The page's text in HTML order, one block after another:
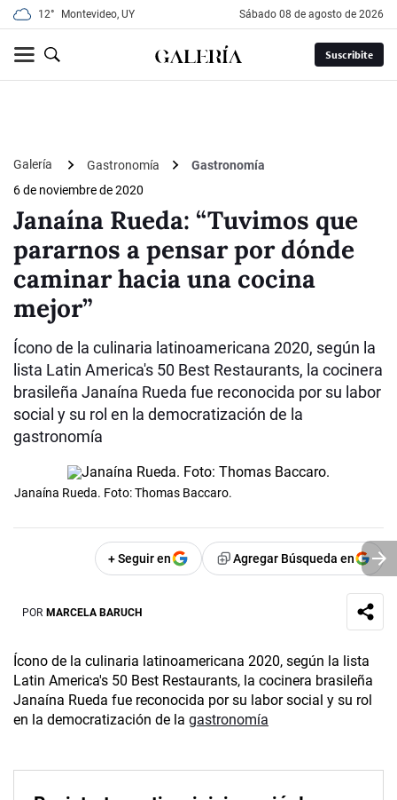
12° Montevideo, UY sábado 08 de agosto de 2026
Suscribite
Galería Gastronomía
Gastronomía
6 de noviembre de 2020
Janaína Rueda: “Tuvimos que
pararnos a pensar por dónde
caminar hacia una cocina
mejor”
Ícono de la culinaria latinoamericana 2020, según la
lista Latin America's 50 Best Restaurants, la cocinera
brasileña Janaína Rueda fue reconocida por su labor
social y su rol en la democratización de la
gastronomía
Janaína Rueda. Foto: Thomas Baccaro.
+ Seguir en Agregar Búsqueda en
POR MARCELA BARUCH
Ícono de la culinaria latinoamericana 2020, según la lista
Latin America's 50 Best Restaurants, la cocinera brasileña
Janaína Rueda fue reconocida por su labor social y su rol
en la democratización de la gastronomía